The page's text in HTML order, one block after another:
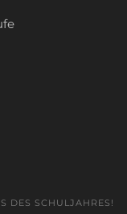
DES SCHULJAHRES!